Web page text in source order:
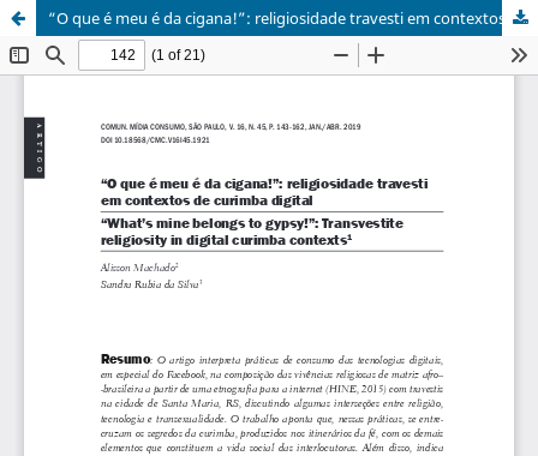
“O que é meu é da cigana!”: religiosidade travesti em contextos de curimba digital